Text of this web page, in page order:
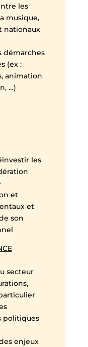
les
musique,
nationaux
démarches
(ex :
animation
…)
les
et
et
son
secteur
politiques
enjeux